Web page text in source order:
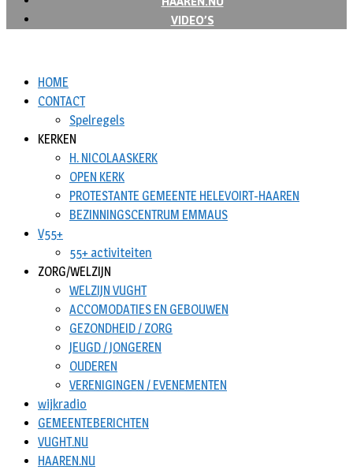
VIDEO’S
HOME
CONTACT
Spelregels
KERKEN
H. NICOLAASKERK
OPEN KERK
PROTESTANTE GEMEENTE HELEVOIRT-HAAREN
BEZINNINGSCENTRUM EMMAUS
V55+
55+ activiteiten
ZORG/WELZIJN
WELZIJN VUGHT
ACCOMODATIES EN GEBOUWEN
GEZONDHEID / ZORG
JEUGD / JONGEREN
OUDEREN
VERENIGINGEN / EVENEMENTEN
wijkradio
GEMEENTEBERICHTEN
VUGHT.NU
HAAREN.NU